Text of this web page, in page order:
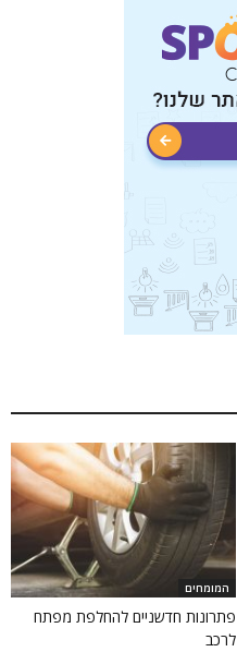
המומחים
פתרונות חדשניים להחלפת מפתח
לרכב